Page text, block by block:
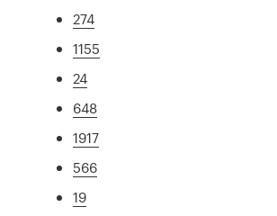
274
1155
24
648
1917
566
19